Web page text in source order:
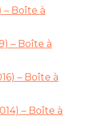
– Boîte à
– Boîte à
– Boîte à
– Boîte à